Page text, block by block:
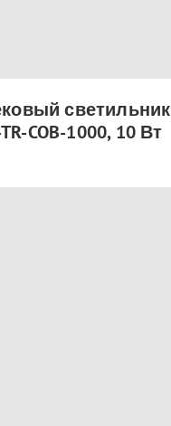
светильник
TR-COB-1000, 10 Вт